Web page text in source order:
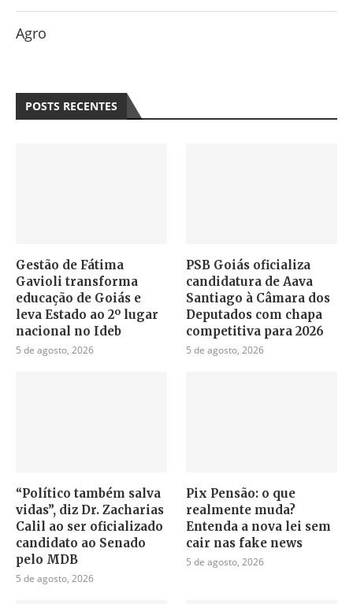
Agro
POSTS RECENTES
Gestão de Fátima
Gavioli transforma
educação de Goiás e
leva Estado ao 2º lugar
nacional no Ideb
5 de agosto, 2026
PSB Goiás oficializa
candidatura de Aava
Santiago à Câmara dos
Deputados com chapa
competitiva para 2026
5 de agosto, 2026
“Político também salva
vidas”, diz Dr. Zacharias
Calil ao ser oficializado
candidato ao Senado
pelo MDB
5 de agosto, 2026
Pix Pensão: o que
realmente muda?
Entenda a nova lei sem
cair nas fake news
5 de agosto, 2026